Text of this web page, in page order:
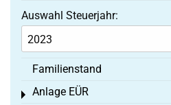
Auswahl Steuerjahr:
Familienstand
Anlage EÜR
Toggle menu